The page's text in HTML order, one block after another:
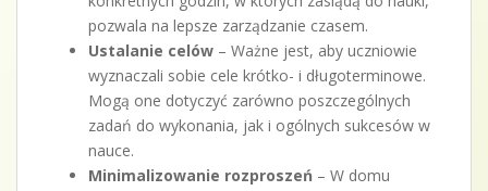
pozwala na lepsze zarządzanie czasem.
Ustalanie celów – Ważne jest, aby uczniowie
wyznaczali sobie cele krótko- i długoterminowe.
Mogą one dotyczyć zarówno poszczególnych
zadań do wykonania, jak i ogólnych sukcesów w
nauce.
Minimalizowanie rozproszeń – W domu